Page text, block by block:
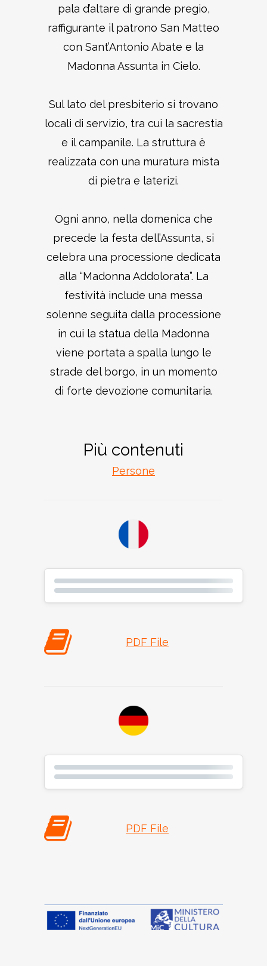
pala d’altare di grande pregio,
raffigurante il patrono San Matteo
con Sant’Antonio Abate e la
Madonna Assunta in Cielo.
Sul lato del presbiterio si trovano
locali di servizio, tra cui la sacrestia
e il campanile. La struttura è
realizzata con una muratura mista
di pietra e laterizi.
Ogni anno, nella domenica che
precede la festa dell’Assunta, si
celebra una processione dedicata
alla “Madonna Addolorata”. La
festività include una messa
solenne seguita dalla processione
in cui la statua della Madonna
viene portata a spalla lungo le
strade del borgo, in un momento
di forte devozione comunitaria.
Più contenuti
Persone
PDF File
PDF File